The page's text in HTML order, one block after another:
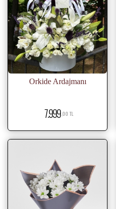
Orkide Ardajmanı
7.999,00 TL